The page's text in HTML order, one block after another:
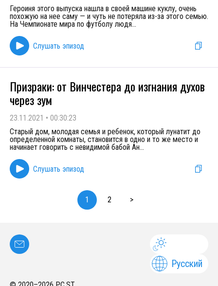
Героиня этого выпуска нашла в своей машине куклу, очень
похожую на нее саму — и чуть не потеряла из-за этого семью.
На Чемпионате мира по футболу людя...
Слушать эпизод
Призраки: от Винчестера до изгнания духов
через зум
23.11.2021 • 00:30:23
Старый дом, молодая семья и ребенок, который лунатит до
определенной комнаты, становится в одно и то же место и
начинает говорить с невидимой бабой Ан...
Слушать эпизод
1 2 >
Русский